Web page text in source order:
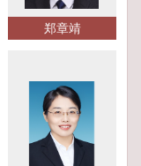
郑章靖